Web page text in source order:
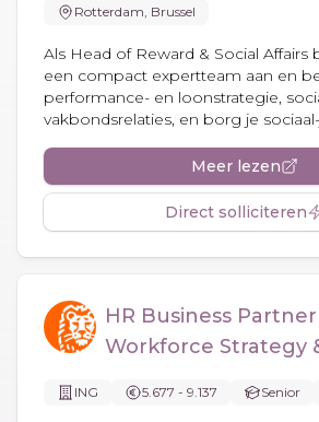
Rotterdam, Brussel
Als Head of Reward & Social Affairs
een compact expertteam aan en
performance- en loonstrategie,
vakbondsrelaties, en borg je
Meer lezen
Direct solliciteren
HR Business Partner
Workforce Strategy
ING 5.677 - 9.137 Senior